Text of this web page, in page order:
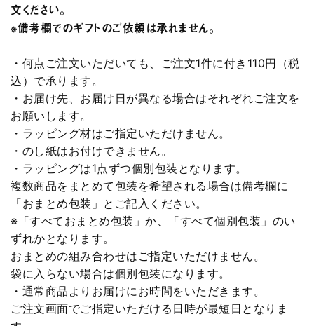
文ください。
※備考欄でのギフトのご依頼は承れません。
・何点ご注文いただいても、ご注文1件に付き110円（税
込）で承ります。
・お届け先、お届け日が異なる場合はそれぞれご注文を
お願いします。
・ラッピング材はご指定いただけません。
・のし紙はお付けできません。
・ラッピングは1点ずつ個別包装となります。
複数商品をまとめて包装を希望される場合は備考欄に
「おまとめ包装」とご記入ください。
※「すべておまとめ包装」か、「すべて個別包装」のい
ずれかとなります。
おまとめの組み合わせはご指定いただけません。
袋に入らない場合は個別包装になります。
・通常商品よりお届けにお時間をいただきます。
ご注文画面でご指定いただける日時が最短日となりま